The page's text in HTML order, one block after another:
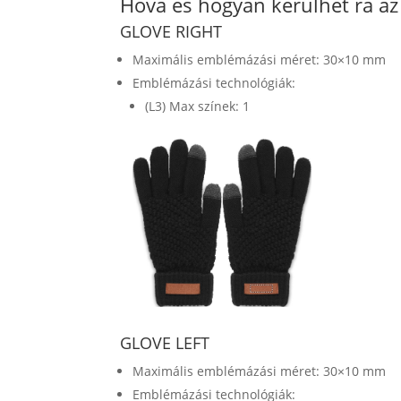
GLOVE RIGHT
Maximális emblémázási méret: 30×10 mm
Emblémázási technológiák:
(L3) Max színek: 1
GLOVE LEFT
Maximális emblémázási méret: 30×10 mm
Emblémázási technológiák: